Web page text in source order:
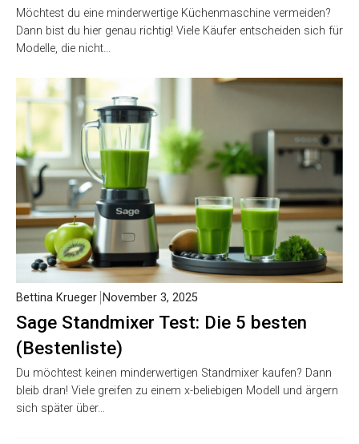
Möchtest du eine minderwertige Küchenmaschine vermeiden?
Dann bist du hier genau richtig! Viele Käufer entscheiden sich für
Modelle, die nicht…
Sage Standmixer Test: Die 5 besten
(Bestenliste)
Bettina Krueger November 3, 2025
Du möchtest keinen minderwertigen Standmixer kaufen? Dann
bleib dran! Viele greifen zu einem x-beliebigen Modell und ärgern
sich später über…